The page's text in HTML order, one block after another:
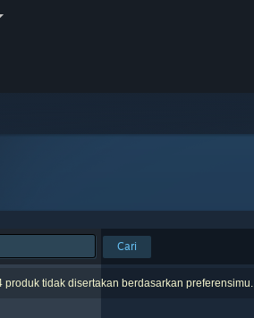
Cari
tidak disertakan berdasarkan preferensimu.